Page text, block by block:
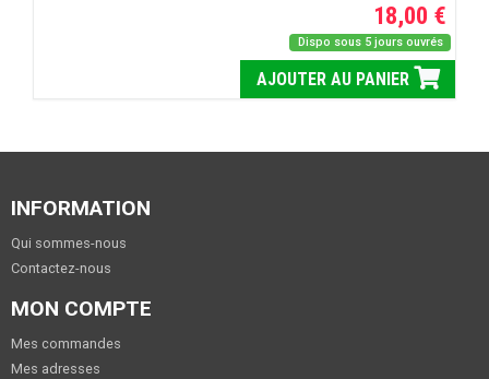
18,00 €
Dispo sous 5 jours ouvrés
AJOUTER AU PANIER
INFORMATION
Qui sommes-nous
Contactez-nous
MON COMPTE
Mes commandes
Mes adresses